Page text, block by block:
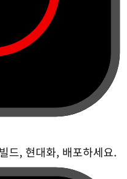
드, 현대화, 배포하세요.